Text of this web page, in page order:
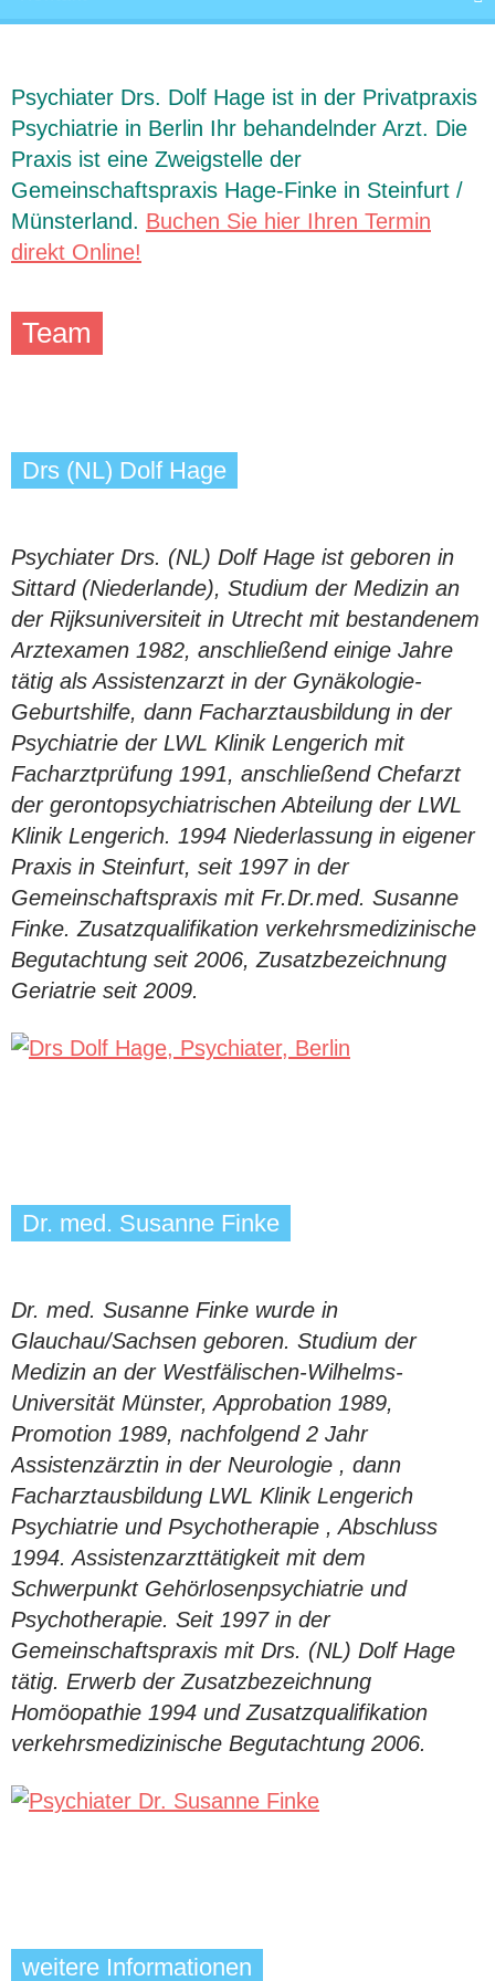
Psychiater Drs. Dolf Hage ist in der Privatpraxis
Psychiatrie in Berlin Ihr behandelnder Arzt. Die
Praxis ist eine Zweigstelle der
Gemeinschaftspraxis Hage-Finke in Steinfurt /
Münsterland. Buchen Sie hier Ihren Termin
direkt Online!
Team
Drs (NL) Dolf Hage
Psychiater Drs. (NL) Dolf Hage ist geboren in
Sittard (Niederlande), Studium der Medizin an
der Rijksuniversiteit in Utrecht mit bestandenem
Arztexamen 1982, anschließend einige Jahre
tätig als Assistenzarzt in der Gynäkologie-
Geburtshilfe, dann Facharztausbildung in der
Psychiatrie der LWL Klinik Lengerich mit
Facharztprüfung 1991, anschließend Chefarzt
der gerontopsychiatrischen Abteilung der LWL
Klinik Lengerich. 1994 Niederlassung in eigener
Praxis in Steinfurt, seit 1997 in der
Gemeinschaftspraxis mit Fr.Dr.med. Susanne
Finke. Zusatzqualifikation verkehrsmedizinische
Begutachtung seit 2006, Zusatzbezeichnung
Geriatrie seit 2009.
Dr. med. Susanne Finke
Dr. med. Susanne Finke wurde in
Glauchau/Sachsen geboren. Studium der
Medizin an der Westfälischen-Wilhelms-
Universität Münster, Approbation 1989,
Promotion 1989, nachfolgend 2 Jahr
Assistenzärztin in der Neurologie , dann
Facharztausbildung LWL Klinik Lengerich
Psychiatrie und Psychotherapie , Abschluss
1994. Assistenzarzttätigkeit mit dem
Schwerpunkt Gehörlosenpsychiatrie und
Psychotherapie. Seit 1997 in der
Gemeinschaftspraxis mit Drs. (NL) Dolf Hage
tätig. Erwerb der Zusatzbezeichnung
Homöopathie 1994 und Zusatzqualifikation
verkehrsmedizinische Begutachtung 2006.
weitere Informationen